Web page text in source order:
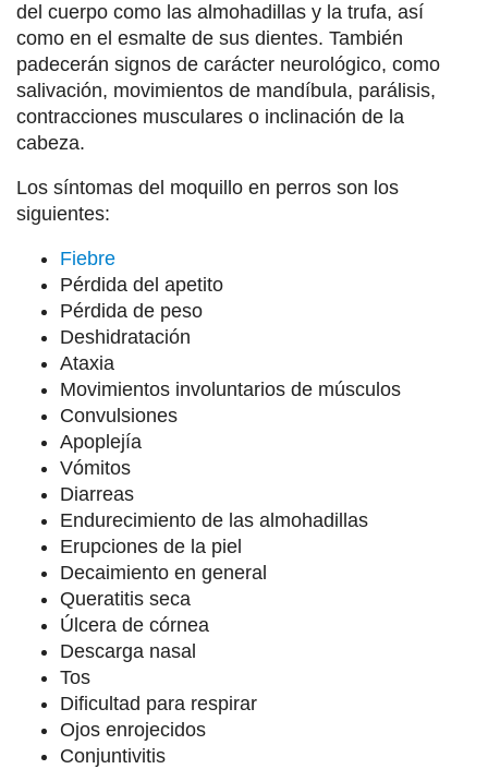
del cuerpo como las almohadillas y la trufa, así
como en el esmalte de sus dientes. También
padecerán signos de carácter neurológico, como
salivación, movimientos de mandíbula, parálisis,
contracciones musculares o inclinación de la
cabeza.
Los síntomas del moquillo en perros son los
siguientes:
Fiebre
Pérdida del apetito
Pérdida de peso
Deshidratación
Ataxia
Movimientos involuntarios de músculos
Convulsiones
Apoplejía
Vómitos
Diarreas
Endurecimiento de las almohadillas
Erupciones de la piel
Decaimiento en general
Queratitis seca
Úlcera de córnea
Descarga nasal
Tos
Dificultad para respirar
Ojos enrojecidos
Conjuntivitis